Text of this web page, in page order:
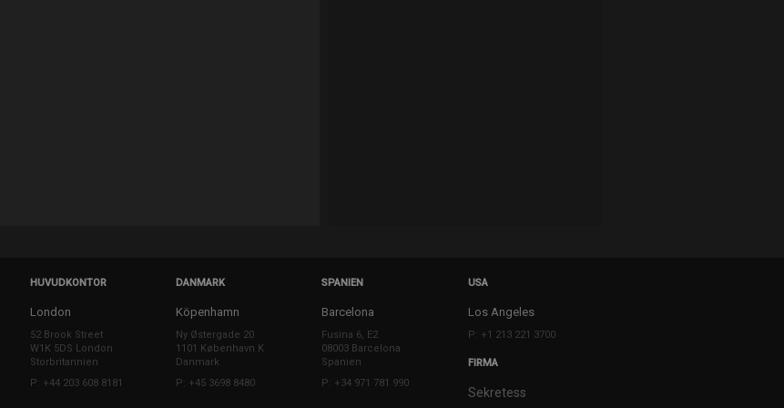
HUVUDKONTOR
London
52 Brook Street
W1K 5DS London
Storbritannien
P: +44 203 608 8181
DANMARK
Köpenhamn
Ny Østergade 20
1101 København K
Danmark
P: +45 3698 8480
SPANIEN
Barcelona
Fusina 6, E2
08003 Barcelona
Spanien
P: +34 971 781 990
USA
Los Angeles
P: +1 213 221 3700
FIRMA
Sekretess